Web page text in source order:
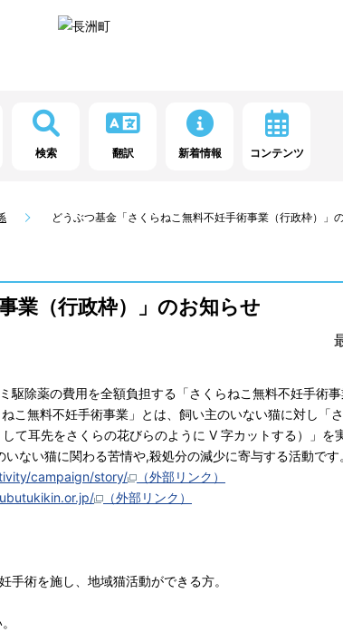
検索 翻訳 新着情報 コンテンツ
どうぶつ基金「さくらねこ無料不妊手術事業（行政枠）」
業（行政枠）」のお知らせ
除薬の費用を全額負担する「さくらねこ無料不妊手術
こ無料不妊手術事業」とは、飼い主のいない猫に対し「
て耳先をさくらの花びらのように V 字カットする）」を
ない猫に関わる苦情や,殺処分の減少に寄与する活動です
campaign/story/
（外部リンク）
（外部リンク）
手術を施し、地域猫活動ができる方。